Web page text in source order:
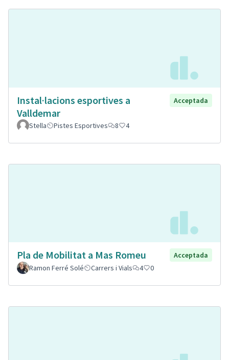
Instal·lacions esportives a
Valldemar
Acceptada
Stella Pistes Esportives 8 4
Pla de Mobilitat a Mas Romeu
Acceptada
Ramon Ferré Solé
Carrers i Vials 4 0